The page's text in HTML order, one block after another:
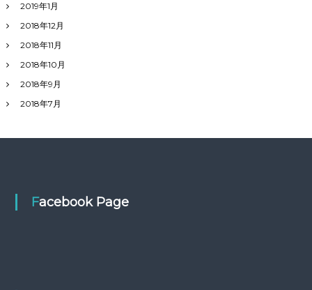
2019年1月
2018年12月
2018年11月
2018年10月
2018年9月
2018年7月
Facebook Page